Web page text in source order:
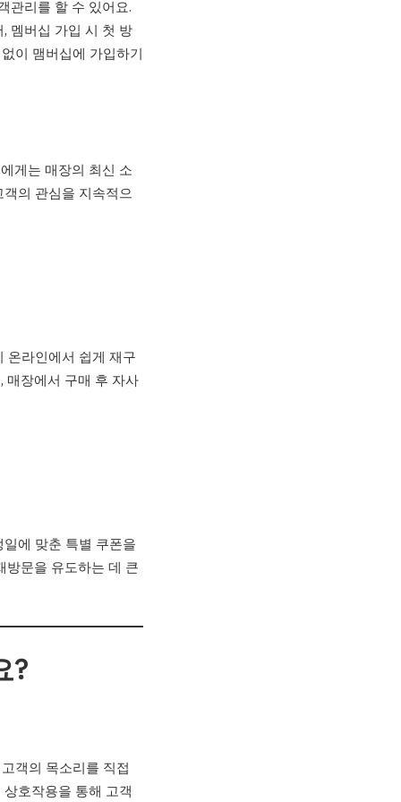
관리를 할 수 있어요.
멤버십 가입 시 첫 방
이 맴버십에 가입하기
게는 매장의 최신 소
의 관심을 지속적으
온라인에서 쉽게 재구
매장에서 구매 후 자사
에 맞춘 특별 쿠폰을
방문을 유도하는 데 큰
?
객의 목소리를 직접
호작용을 통해 고객